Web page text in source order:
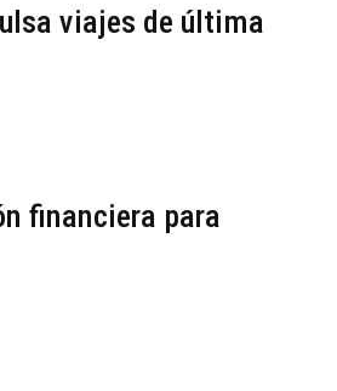
viajes de última
financiera para